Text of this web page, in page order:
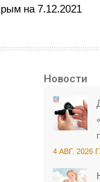
на 7.12.2021
Новости
4 АВГ. 2026 Г.